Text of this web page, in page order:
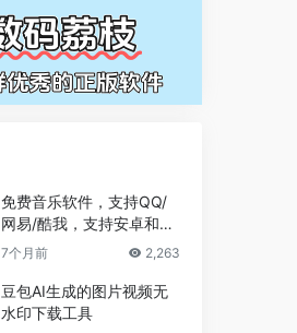
免费音乐软件，支持QQ/
网易/酷我，支持安卓和Wi
ndows平台
7个月前 2,263
豆包AI生成的图片视频无
水印下载工具